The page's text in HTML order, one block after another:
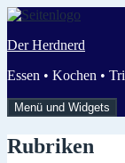
Zum
springen
Der Herdnerd
Essen • Kochen •
Menü und Widgets
Rubriken